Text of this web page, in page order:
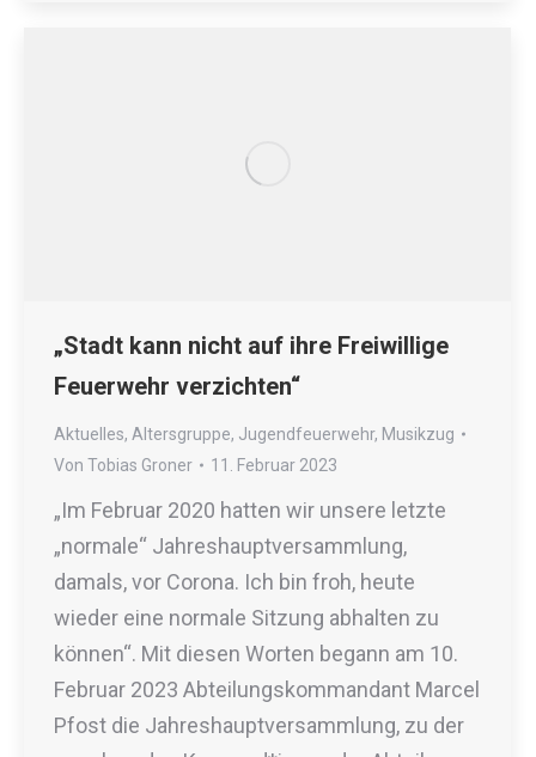
„Stadt kann nicht auf ihre Freiwillige
Feuerwehr verzichten“
Aktuelles, Altersgruppe, Jugendfeuerwehr, Musikzug
Von Tobias Groner 11. Februar 2023
„Im Februar 2020 hatten wir unsere letzte
„normale“ Jahreshauptversammlung,
damals, vor Corona. Ich bin froh, heute
wieder eine normale Sitzung abhalten zu
können“. Mit diesen Worten begann am 10.
Februar 2023 Abteilungskommandant Marcel
Pfost die Jahreshauptversammlung, zu der